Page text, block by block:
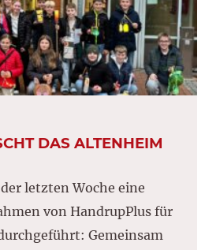
DAS ALTENHEIM
letzten Woche eine
von HandrupPlus für
Gemeinsam